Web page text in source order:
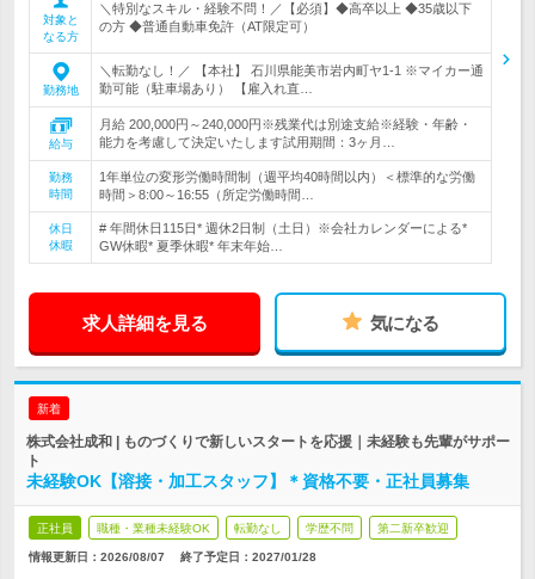
対象と
なる方
＼特別なスキル・経験不問！／【必須】◆高卒以上 ◆35歳以下
の方 ◆普通自動車免許（AT限定可）
勤務地
＼転勤なし！／ 【本社】 石川県能美市岩内町ヤ1-1 ※マイカー通
勤可能（駐車場あり） 【雇入れ直…
給与
月給 200,000円～240,000円※残業代は別途支給※経験・年齢・
能力を考慮して決定いたします試用期間：3ヶ月…
勤務
時間
1年単位の変形労働時間制（週平均40時間以内）＜標準的な労働
時間＞8:00～16:55（所定労働時間…
休日
休暇
# 年間休日115日* 週休2日制（土日）※会社カレンダーによる*
GW休暇* 夏季休暇* 年末年始…
求人詳細を見る 気になる
新着
株式会社成和 | ものづくりで新しいスタートを応援｜未経験も先輩がサポー
ト
未経験OK【溶接・加工スタッフ】＊資格不要・正社員募集
正社員 職種・業種未経験OK 転勤なし 学歴不問 第二新卒歓迎
情報更新日：2026/08/07 終了予定日： 2027/01/28